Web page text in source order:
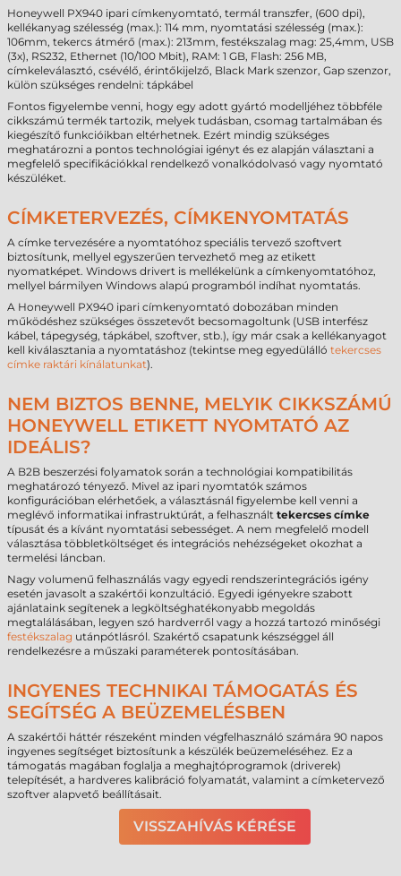
Honeywell PX940 ipari címkenyomtató, termál transzfer, (600 dpi),
kellékanyag szélesség (max.): 114 mm, nyomtatási szélesség (max.):
106mm, tekercs átmérő (max.): 213mm, festékszalag mag: 25,4mm, USB
(3x), RS232, Ethernet (10/100 Mbit), RAM: 1 GB, Flash: 256 MB,
címkeleválasztó, csévélő, érintőkijelző, Black Mark szenzor, Gap szenzor,
külön szükséges rendelni: tápkábel
Fontos figyelembe venni, hogy egy adott gyártó modelljéhez többféle
cikkszámú termék tartozik, melyek tudásban, csomag tartalmában és
kiegészítő funkcióikban eltérhetnek. Ezért mindig szükséges
meghatározni a pontos technológiai igényt és ez alapján választani a
megfelelő specifikációkkal rendelkező vonalkódolvasó vagy nyomtató
készüléket.
CÍMKETERVEZÉS, CÍMKENYOMTATÁS
A címke tervezésére a nyomtatóhoz speciális tervező szoftvert
biztosítunk, mellyel egyszerűen tervezhető meg az etikett
nyomatképet. Windows drivert is mellékelünk a címkenyomtatóhoz,
mellyel bármilyen Windows alapú programból indíhat nyomtatás.
A Honeywell PX940 ipari címkenyomtató dobozában minden
működéshez szükséges összetevőt becsomagoltunk (USB interfész
kábel, tápegység, tápkábel, szoftver, stb.), így már csak a kellékanyagot
kell kiválasztania a nyomtatáshoz (tekintse meg egyedülálló tekercses
címke raktári kínálatunkat).
NEM BIZTOS BENNE, MELYIK CIKKSZÁMÚ
HONEYWELL ETIKETT NYOMTATÓ AZ
IDEÁLIS?
A B2B beszerzési folyamatok során a technológiai kompatibilitás
meghatározó tényező. Mivel az ipari nyomtatók számos
konfigurációban elérhetőek, a választásnál figyelembe kell venni a
meglévő informatikai infrastruktúrát, a felhasznált tekercses címke
típusát és a kívánt nyomtatási sebességet. A nem megfelelő modell
választása többletköltséget és integrációs nehézségeket okozhat a
termelési láncban.
Nagy volumenű felhasználás vagy egyedi rendszerintegrációs igény
esetén javasolt a szakértői konzultáció. Egyedi igényekre szabott
ajánlataink segítenek a legköltséghatékonyabb megoldás
megtalálásában, legyen szó hardverről vagy a hozzá tartozó minőségi
festékszalag utánpótlásról. Szakértő csapatunk készséggel áll
rendelkezésre a műszaki paraméterek pontosításában.
INGYENES TECHNIKAI TÁMOGATÁS ÉS
SEGÍTSÉG A BEÜZEMELÉSBEN
A szakértői háttér részeként minden végfelhasználó számára 90 napos
ingyenes segítséget biztosítunk a készülék beüzemeléséhez. Ez a
támogatás magában foglalja a meghajtóprogramok (driverek)
telepítését, a hardveres kalibráció folyamatát, valamint a címketervező
szoftver alapvető beállításait.
VISSZAHÍVÁS KÉRÉSE